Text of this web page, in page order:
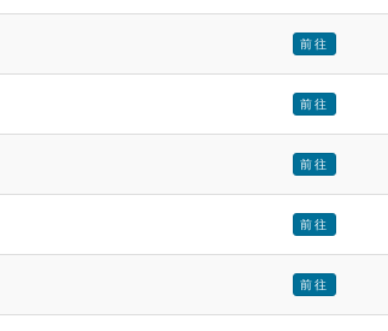
前往
前往
前往
前往
前往